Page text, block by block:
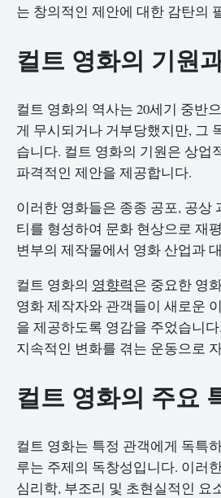
는 창의적인 제안에 대한 감탄의
컬트 영화의 기원
컬트 영화의 역사는 20세기 중반
게 무시되거나 거부당했지만, 그
습니다. 컬트 영화의 기원은 상업
파격적인 제안을 제공합니다.
이러한 영화들은 종종 공포, 공상
티를 형성하여 문화 현상으로 재
변부의 제작물에서 영화 산업과
컬트 영화의 영향력은 중요한 영
영화 제작자와 관객들이 새로운
을 제공하도록 영감을 주었습니
지속적인 변화를 겪는 운동으로
컬트 영화의 주요
컬트 영화는 특정 관객에게 독특
루는 주제의 독창성입니다. 이러
심리학, 부조리 및 초현실적인 요